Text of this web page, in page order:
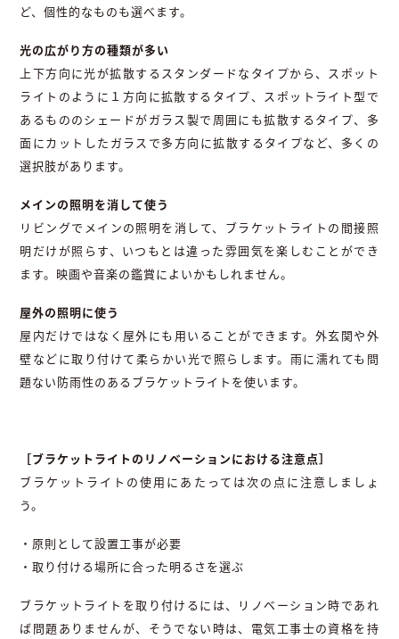
ど、個性的なものも選べます。
光の広がり方の種類が多い
上下方向に光が拡散するスタンダードなタイプから、スポット
ライトのように１方向に拡散するタイプ、スポットライト型で
あるもののシェードがガラス製で周囲にも拡散するタイプ、多
面にカットしたガラスで多方向に拡散するタイプなど、多くの
選択肢があります。
メインの照明を消して使う
リビングでメインの照明を消して、ブラケットライトの間接照
明だけが照らす、いつもとは違った雰囲気を楽しむことができ
ます。映画や音楽の鑑賞によいかもしれません。
屋外の照明に使う
屋内だけではなく屋外にも用いることができます。外玄関や外
壁などに取り付けて柔らかい光で照らします。雨に濡れても問
題ない防雨性のあるブラケットライトを使います。
［ブラケットライトのリノベーションにおける注意点］
ブラケットライトの使用にあたっては次の点に注意しましょ
う。
・原則として設置工事が必要
・取り付ける場所に合った明るさを選ぶ
ブラケットライトを取り付けるには、リノベーション時であれ
ば問題ありませんが、そうでない時は、電気工事士の資格を持